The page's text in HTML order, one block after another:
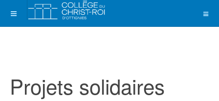
Projets solidaires